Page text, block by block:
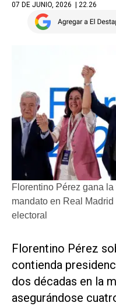
07 DE JUNIO, 2026 | 22.26
Florentino Pérez gana
mandato en Real
electoral
Florentino ​Pérez
contienda
dos décadas en la
asegurándose